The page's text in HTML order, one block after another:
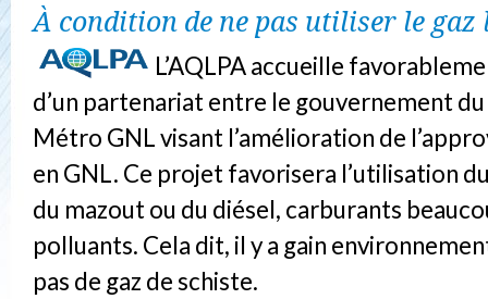
À condition de ne pas utiliser le gaz
L’AQLPA accueille
d’un partenariat entre le gouvernement
Métro GNL visant l’amélioration de
en GNL. Ce projet favorisera l’utilisation
du mazout ou du diésel, carburants
polluants. Cela dit, il y a gain
pas de gaz de schiste.